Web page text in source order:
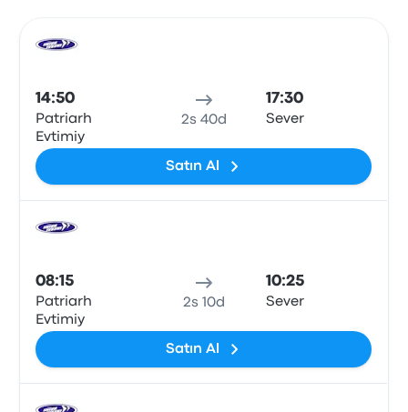
14:50
Patriarh
Evtimiy
2s 40d
17:30
Sever
Satın Al
08:15
Patriarh
Evtimiy
2s 10d
10:25
Sever
Satın Al